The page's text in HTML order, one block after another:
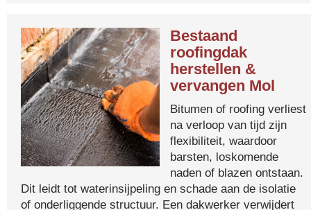
Bestaand
roofingdak
herstellen &
vervangen Mol
Bitumen of roofing verliest
na verloop van tijd zijn
flexibiliteit, waardoor
barsten, loskomende
naden of blazen ontstaan.
Dit leidt tot waterinsijpeling en schade aan de isolatie
of onderliggende structuur. Een dakwerker verwijdert